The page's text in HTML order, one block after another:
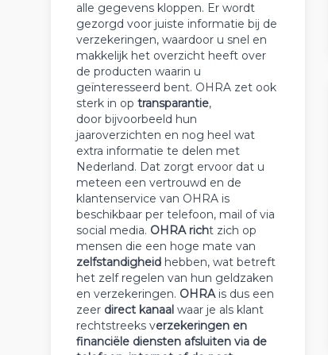
alle gegevens kloppen. Er wordt
gezorgd voor juiste informatie bij de
verzekeringen, waardoor u snel en
makkelijk het overzicht heeft over
de producten waarin u
geïnteresseerd bent. OHRA zet ook
sterk in op transparantie,
door bijvoorbeeld hun
jaaroverzichten en nog heel wat
extra informatie te delen met
Nederland. Dat zorgt ervoor dat u
meteen een vertrouwd en de
klantenservice van OHRA is
beschikbaar per telefoon, mail of via
social media. OHRA richt zich op
mensen die een hoge mate van
zelfstandigheid hebben, wat betreft
het zelf regelen van hun geldzaken
en verzekeringen. OHRA is dus een
zeer direct kanaal waar je als klant
rechtstreeks verzekeringen en
financiële diensten afsluiten via de